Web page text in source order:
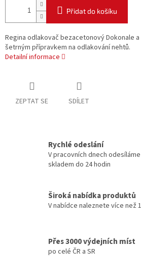
Přidat do košíku
Regina odlakovač bezacetonový Dokonale
šetrným přípravkem na odlakování nehtů.
Detailní informace
ZEPTAT SE SDÍLET
Rychlé odeslání
V pracovních dnech
skladem do 24 hodin
Široká nabídka produktů
V nabídce naleznete více než
Přes 3000 výdejních míst
po celé ČR a SR